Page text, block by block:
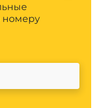
номеру